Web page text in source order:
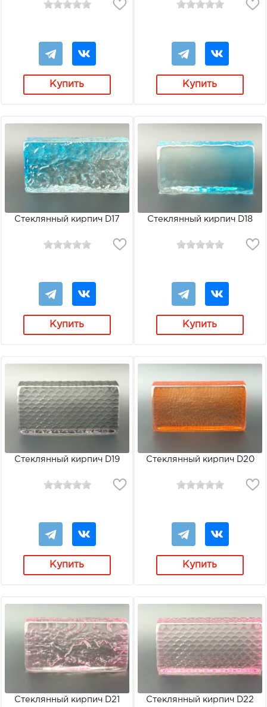
Купить Купить
Стеклянный кирпич D17
Купить
Стеклянный кирпич D18
Купить
Стеклянный кирпич D19
Купить
Стеклянный кирпич D20
Купить
Стеклянный кирпич D21 Стеклянный кирпич D22